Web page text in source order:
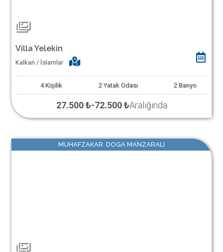
Villa Yelekin
Kalkan / İslamlar
4 Kişilik 2 Yatak Odası 2 Banyo
27.500 ₺-72.500 ₺Aralığında
MUHAFZAKAR DOGA MANZARALI